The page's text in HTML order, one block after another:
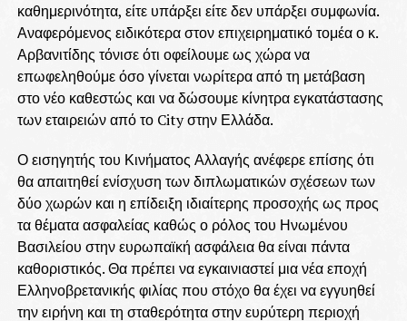
καθημερινότητα, είτε υπάρξει είτε δεν υπάρξει συμφωνία.
Αναφερόμενος ειδικότερα στον επιχειρηματικό τομέα ο κ.
Αρβανιτίδης τόνισε ότι οφείλουμε ως χώρα να
επωφεληθούμε όσο γίνεται νωρίτερα από τη μετάβαση
στο νέο καθεστώς και να δώσουμε κίνητρα εγκατάστασης
των εταιρειών από το City στην Ελλάδα.
Ο εισηγητής του Κινήματος Αλλαγής ανέφερε επίσης ότι
θα απαιτηθεί ενίσχυση των διπλωματικών σχέσεων των
δύο χωρών και η επίδειξη ιδιαίτερης προσοχής ως προς
τα θέματα ασφαλείας καθώς ο ρόλος του Ηνωμένου
Βασιλείου στην ευρωπαϊκή ασφάλεια θα είναι πάντα
καθοριστικός. Θα πρέπει να εγκαινιαστεί μια νέα εποχή
Ελληνοβρετανικής φιλίας που στόχο θα έχει να εγγυηθεί
την ειρήνη και τη σταθερότητα στην ευρύτερη περιοχή